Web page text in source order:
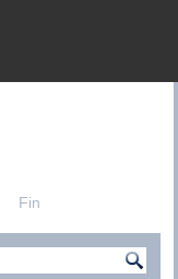
Fin